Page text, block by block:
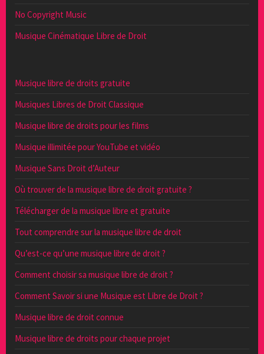
No Copyright Music
Musique Cinématique Libre de Droit
Musique libre de droits gratuite
Musiques Libres de Droit Classique
Musique libre de droits pour les films
Musique illimitée pour YouTube et vidéo
Musique Sans Droit d’Auteur
Où trouver de la musique libre de droit gratuite ?
Télécharger de la musique libre et gratuite
Tout comprendre sur la musique libre de droit
Qu’est-ce qu’une musique libre de droit ?
Comment choisir sa musique libre de droit ?
Comment Savoir si une Musique est Libre de Droit ?
Musique libre de droit connue
Musique libre de droits pour chaque projet